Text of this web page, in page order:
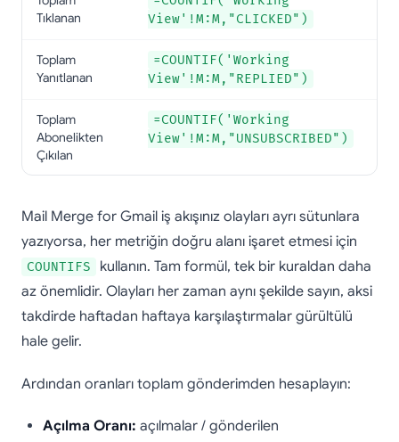
Tıklanan
View'!M:M,"CLICKED")
Toplam
Yanıtlanan
=COUNTIF('Working
View'!M:M,"REPLIED")
Toplam
Abonelikten
Çıkılan
=COUNTIF('Working
View'!M:M,"UNSUBSCRIBED")
Mail Merge for Gmail iş akışınız olayları ayrı sütunlara
yazıyorsa, her metriğin doğru alanı işaret etmesi için
COUNTIFS
kullanın. Tam formül, tek bir kuraldan daha
az önemlidir. Olayları her zaman aynı şekilde sayın, aksi
takdirde haftadan haftaya karşılaştırmalar gürültülü
hale gelir.
Ardından oranları toplam gönderimden hesaplayın:
Açılma Oranı: açılmalar / gönderilen